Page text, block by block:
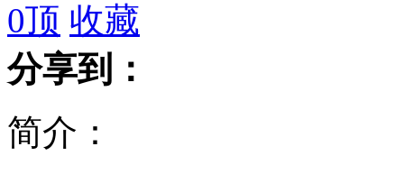
王子哈里访南美 巴西少女想当王妃
贵州特大拐卖儿童案件告破
0顶 收藏
分享到：
简介：